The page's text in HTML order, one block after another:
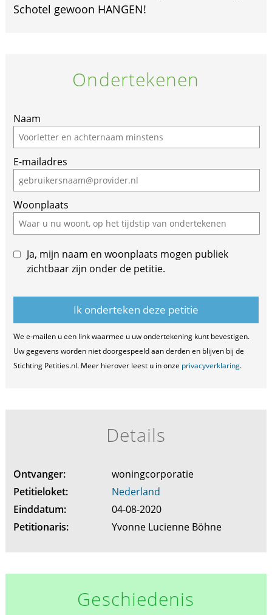
Schotel gewoon HANGEN!
Ondertekenen
If
you
are
a
human,
ignore
this
field
Naam
E-mailadres
Woonplaats
Ja, mijn naam en woonplaats mogen publiek
zichtbaar zijn onder de petitie.
We e-mailen u een link waarmee u uw ondertekening kunt bevestigen.
Uw gegevens worden niet doorgespeeld aan derden en blijven bij de
Stichting Petities.nl. Meer hierover leest u in onze privacyverklaring.
Details
Ontvanger:
woningcorporatie
Petitieloket:
Nederland
Einddatum:
04-08-2020
Petitionaris:
Yvonne Lucienne Böhne
Geschiedenis